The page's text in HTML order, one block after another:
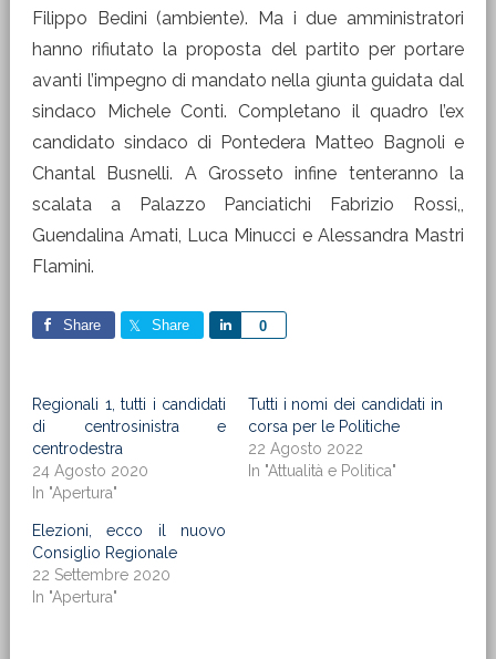
Filippo Bedini (ambiente). Ma i due amministratori
hanno rifiutato la proposta del partito per portare
avanti l’impegno di mandato nella giunta guidata dal
sindaco Michele Conti. Completano il quadro l’ex
candidato sindaco di Pontedera Matteo Bagnoli e
Chantal Busnelli. A Grosseto infine tenteranno la
scalata a Palazzo Panciatichi Fabrizio Rossi,,
Guendalina Amati, Luca Minucci e Alessandra Mastri
Flamini.
Share Share 0
Share
Regionali 1, tutti i candidati
di centrosinistra e
centrodestra
24 Agosto 2020
In "Apertura"
Tutti i nomi dei candidati in
corsa per le Politiche
22 Agosto 2022
In "Attualità e Politica"
Elezioni, ecco il nuovo
Consiglio Regionale
22 Settembre 2020
In "Apertura"